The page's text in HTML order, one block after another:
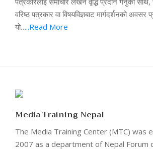
वरिष्ठ पत्रकार वा विषयविज्ञबाट मार्गदर्शनको अवसर
यो…..Read More
Media Training Nepal
The Media Training Center (MTC) was
2007 as a department of Nepal Forum